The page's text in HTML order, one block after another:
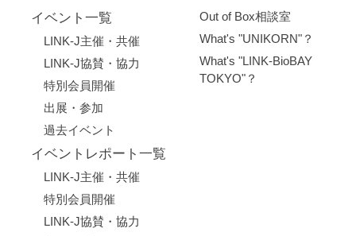
イベント一覧
LINK-J主催・共催
LINK-J協賛・協力
特別会員開催
出展・参加
過去イベント
イベントレポート一覧
LINK-J主催・共催
特別会員開催
LINK-J協賛・協力
Out of Box相談室
What's "UNIKORN"？
What's "LINK-BioBAY
TOKYO"？